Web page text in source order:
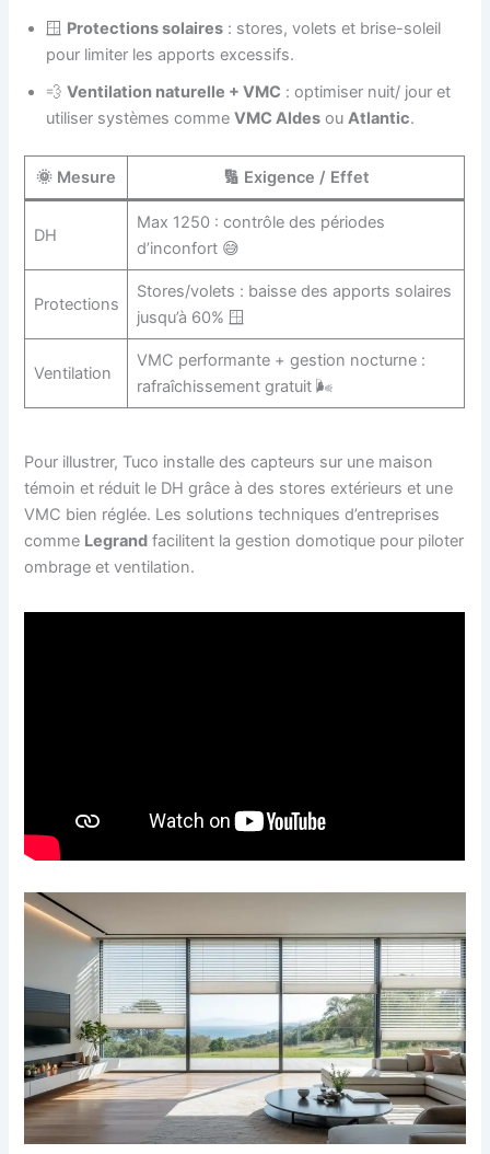
🪟 Protections solaires : stores, volets et brise-soleil
pour limiter les apports excessifs.
💨Ventilation naturelle + VMC : optimiser nuit/ jour et
utiliser systèmes commeVMC Aldes ouAtlantic.
🌞 Mesure 🔢 Exigence / Effet
DH
Max 1250 : contrôle des périodes
d’inconfort 😅
Protections
Stores/volets : baisse des apports solaires
jusqu’à 60% 🪟
Ventilation
VMC performante + gestion nocturne :
rafraîchissement gratuit 🌬️
Pour illustrer, Tuco installe des capteurs sur une maison
témoin et réduit le DH grâce à des stores extérieurs et une
VMC bien réglée. Les solutions techniques d’entreprises
comme Legrand facilitent la gestion domotique pour piloter
ombrage et ventilation.